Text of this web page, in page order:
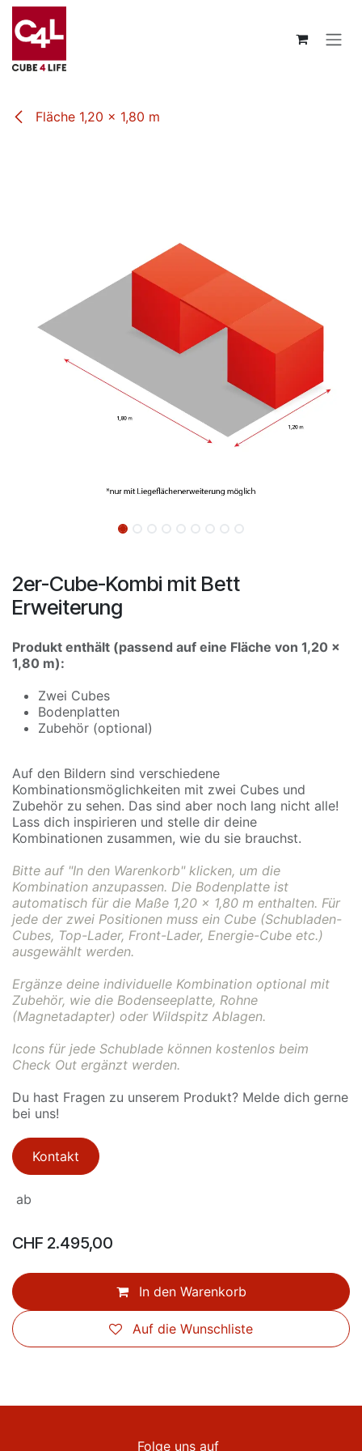
Zum Inhalt springen
Fläche 1,20 x 1,80 m
2er-Cube-Kombi mit Bett
Erweiterung
Produkt enthält (passend auf eine Fläche von 1,20 x
1,80 m):
Zwei Cubes
Bodenplatten
Zubehör (optional)
Auf den Bildern sind verschiedene
Kombinationsmöglichkeiten mit zwei Cubes und
Zubehör zu sehen. Das sind aber noch lang nicht alle!
Lass dich inspirieren und stelle dir deine
Kombinationen zusammen, wie du sie brauchst.
Bitte auf "In den Warenkorb" klicken, um die
Kombination anzupassen. Die Bodenplatte ist
automatisch für die Maße 1,20 x 1,80 m enthalten. Für
jede der zwei Positionen muss ein Cube (Schubladen-
Cubes, Top-Lader, Front-Lader, Energie-Cube etc.)
ausgewählt werden.
Ergänze deine individuelle Kombination optional mit
Zubehör, wie die Bodenseeplatte, Rohne
(Magnetadapter) oder Wildspitz Ablagen.
Icons für jede Schublade können kostenlos beim
Check Out ergänzt werden.
Du hast Fragen zu unserem Produkt? Melde dich gerne
bei uns!
Kontakt
ab
CHF 2.495,00
In den Warenkorb
Auf die Wunschliste
Folge uns auf